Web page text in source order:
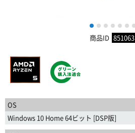
1 2 3 4 5 6
商品ID 851063
OS
Windows 10 Home 64ビット [DSP版]